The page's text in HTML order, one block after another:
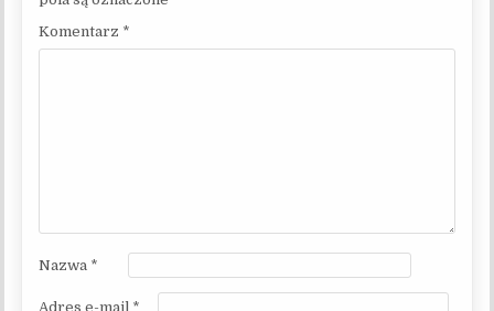
Komentarz *
Nazwa *
Adres e-mail *